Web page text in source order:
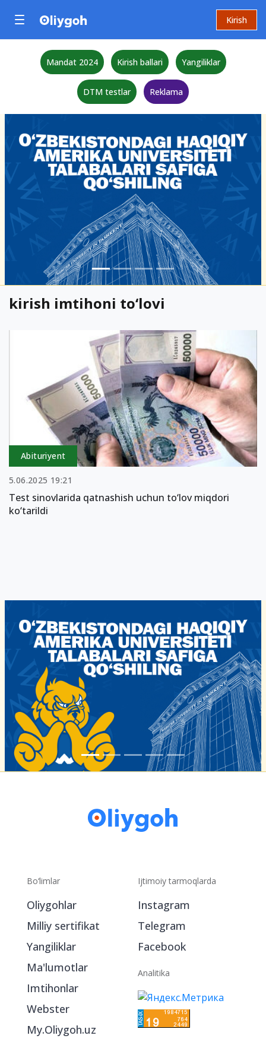
Kirish
Mandat 2024 Kirish ballari Yangiliklar
DTM testlar Reklama
kirish imtihoni to‘lovi
Abituriyent
5.06.2025 19:21
Test sinovlarida qatnashish uchun to‘lov miqdori
ko‘tarildi
Bo‘limlar
Oliygohlar
Milliy sertifikat
Yangiliklar
Ma'lumotlar
Imtihonlar
Webster
My.Oliygoh.uz
Ijtimoiy tarmoqlarda
Instagram
Telegram
Facebook
Analitika